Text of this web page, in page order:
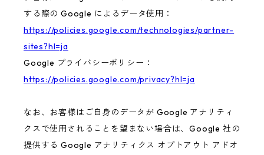
する際の Google によるデータ使用：
https://policies.google.com/technologies/partner-
sites?hl=ja
Google プライバシーポリシー：
https://policies.google.com/privacy?hl=ja
なお、お客様はご自身のデータが Google アナリティ
クスで使用されることを望まない場合は、Google 社の
提供する Google アナリティクス オプトアウト アドオ